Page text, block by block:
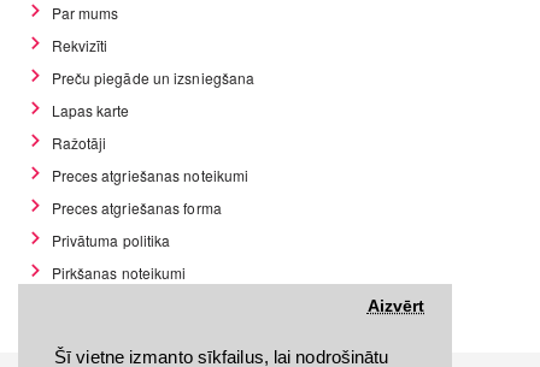
Šī vietne izmanto sīkfailus, lai nodrošinātu
Aizvērt
Par mums
Rekvizīti
Preču piegāde un izsniegšana
Lapas karte
Ražotāji
Preces atgriešanas noteikumi
Preces atgriešanas forma
Privātuma politika
Pirkšanas noteikumi